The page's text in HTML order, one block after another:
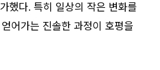
했다. 특히 일상의 작은 변화를
어가는 진솔한 과정이 호평을